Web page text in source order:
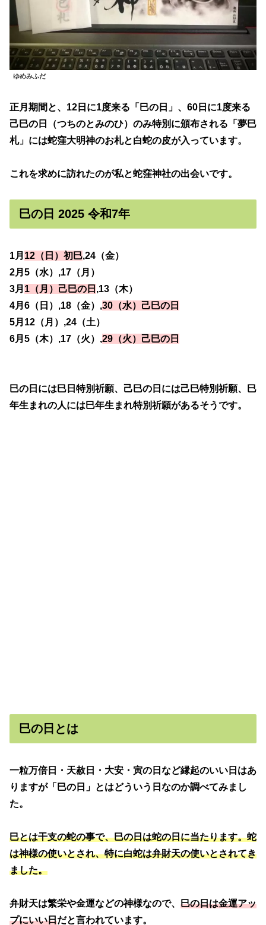
ゆめみふだ
正月期間と、12日に1度来る「巳の日」、60日に1度来る
己巳の日（つちのとみのひ）のみ特別に頒布される「夢巳
札」には蛇窪大明神のお札と白蛇の皮が入っています。
これを求めに訪れたのが私と蛇窪神社の出会いです。
巳の日 2025 令和7年
1月 12（日）初巳,24（金）
2月5（水）,17（月）
3月 1（月）己巳の日 ,13（木）
4月6（日）,18（金）,30（水）己巳の日
5月12（月）,24（土）
6月5（木）,17（火）,29（火）己巳の日
巳の日には巳日特別祈願、己巳の日には己巳特別祈願、巳
年生まれの人には巳年生まれ特別祈願があるそうです。
巳の日とは
一粒万倍日・天赦日・大安・寅の日など縁起のいい日はあ
りますが「巳の日」とはどういう日なのか調べてみまし
た。
巳とは干支の蛇の事で、巳の日は蛇の日に当たります。蛇
は神様の使いとされ、特に白蛇は弁財天の使いとされてき
ました。
弁財天は繁栄や金運などの神様なので、 巳の日は金運アッ
プにいい日だと言われています。